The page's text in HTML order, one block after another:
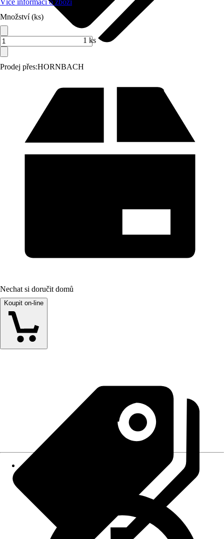
Prodej přes:HORNBACH
Více informací o zboží
Množství (ks)
1 ks
Nechat si doručit domů
Koupit on-line